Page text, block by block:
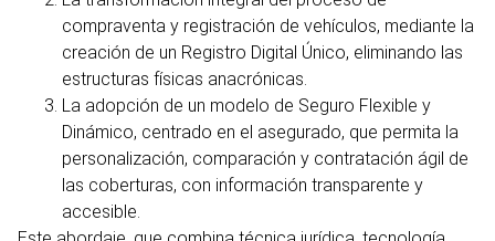
compraventa y registración de vehículos, mediante la
creación de un Registro Digital Único, eliminando las
estructuras físicas anacrónicas.
La adopción de un modelo de Seguro Flexible y
Dinámico, centrado en el asegurado, que permita la
personalización, comparación y contratación ágil de
las coberturas, con información transparente y
accesible.